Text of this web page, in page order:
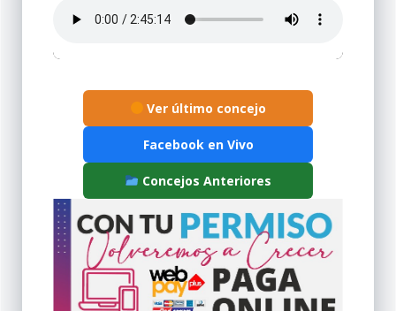
Ver último concejo
Facebook en Vivo
Concejos Anteriores